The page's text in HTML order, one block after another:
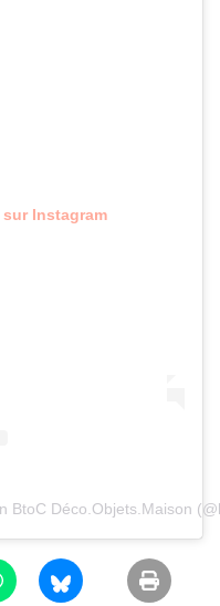
Instagram
BtoC Déco.Objets.Maison